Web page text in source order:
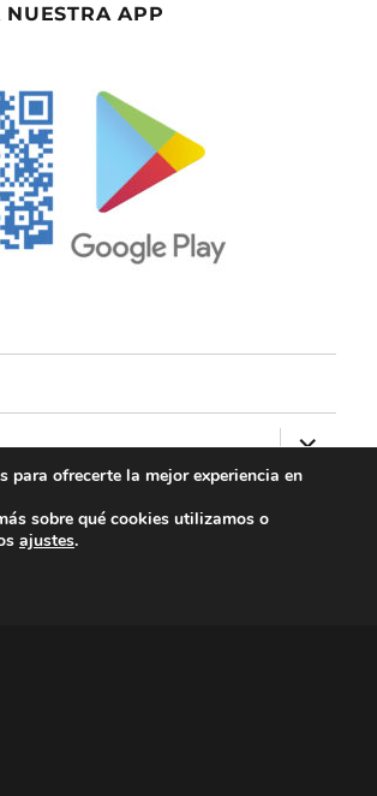
NUESTRA APP
expande
el
menú
canal de Youtube
para ofrecerte la mejor experiencia en
sobre qué cookies utilizamos o
ajustes.